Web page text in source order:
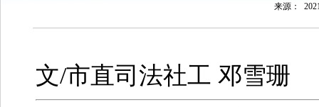
来源：
文/市直司法社工 邓雪珊